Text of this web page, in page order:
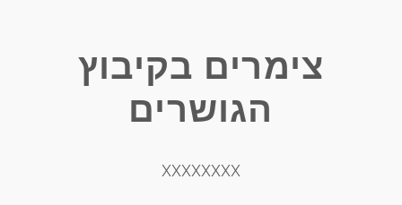
צימרים בקיבוץ
הגושרים
XXXXXXXX